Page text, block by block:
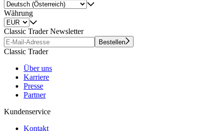
Währung
Classic Trader Newsletter
Bestellen
Classic Trader
Über uns
Karriere
Presse
Partner
Kundenservice
Kontakt